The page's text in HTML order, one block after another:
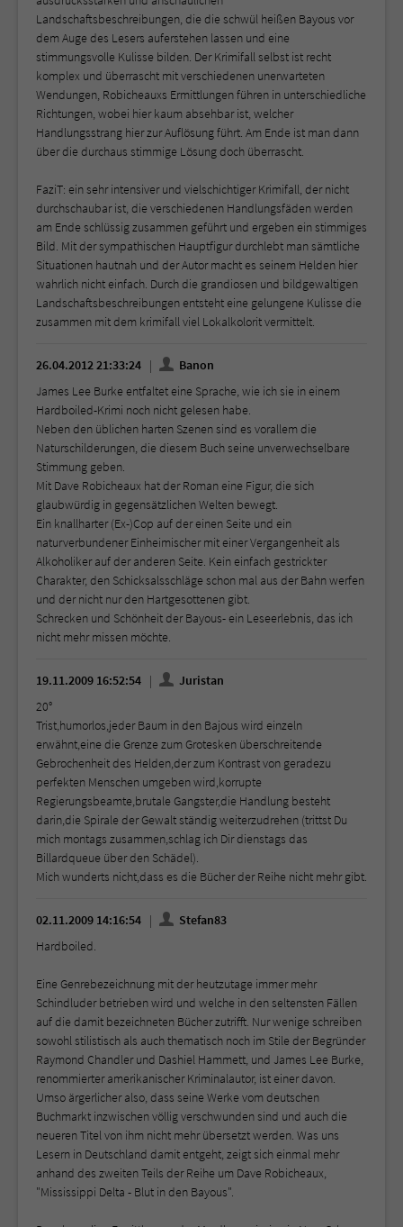
Landschaftsbeschreibungen, die die schwül heißen Bayous vor
dem Auge des Lesers auferstehen lassen und eine
stimmungsvolle Kulisse bilden. Der Krimifall selbst ist recht
komplex und überrascht mit verschiedenen unerwarteten
Wendungen, Robicheauxs Ermittlungen führen in unterschiedliche
Richtungen, wobei hier kaum absehbar ist, welcher
Handlungsstrang hier zur Auflösung führt. Am Ende ist man dann
über die durchaus stimmige Lösung doch überrascht.
FaziT: ein sehr intensiver und vielschichtiger Krimifall, der nicht
durchschaubar ist, die verschiedenen Handlungsfäden werden
am Ende schlüssig zusammen geführt und ergeben ein stimmiges
Bild. Mit der sympathischen Hauptfigur durchlebt man sämtliche
Situationen hautnah und der Autor macht es seinem Helden hier
wahrlich nicht einfach. Durch die grandiosen und bildgewaltigen
Landschaftsbeschreibungen entsteht eine gelungene Kulisse die
zusammen mit dem krimifall viel Lokalkolorit vermittelt.
26.04.2012 21:33:24
Banon
James Lee Burke entfaltet eine Sprache, wie ich sie in einem
Hardboiled-Krimi noch nicht gelesen habe.
Neben den üblichen harten Szenen sind es vorallem die
Naturschilderungen, die diesem Buch seine unverwechselbare
Stimmung geben.
Mit Dave Robicheaux hat der Roman eine Figur, die sich
glaubwürdig in gegensätzlichen Welten bewegt.
Ein knallharter (Ex-)Cop auf der einen Seite und ein
naturverbundener Einheimischer mit einer Vergangenheit als
Alkoholiker auf der anderen Seite. Kein einfach gestrickter
Charakter, den Schicksalsschläge schon mal aus der Bahn werfen
und der nicht nur den Hartgesottenen gibt.
Schrecken und Schönheit der Bayous- ein Leseerlebnis, das ich
nicht mehr missen möchte.
19.11.2009 16:52:54
Juristan
20°
Trist,humorlos,jeder Baum in den Bajous wird einzeln
erwähnt,eine die Grenze zum Grotesken überschreitende
Gebrochenheit des Helden,der zum Kontrast von geradezu
perfekten Menschen umgeben wird,korrupte
Regierungsbeamte,brutale Gangster,die Handlung besteht
darin,die Spirale der Gewalt ständig weiterzudrehen (trittst Du
mich montags zusammen,schlag ich Dir dienstags das
Billardqueue über den Schädel).
Mich wunderts nicht,dass es die Bücher der Reihe nicht mehr gibt.
02.11.2009 14:16:54
Stefan83
Hardboiled.
Eine Genrebezeichnung mit der heutzutage immer mehr
Schindluder betrieben wird und welche in den seltensten Fällen
auf die damit bezeichneten Bücher zutrifft. Nur wenige schreiben
sowohl stilistisch als auch thematisch noch im Stile der Begründer
Raymond Chandler und Dashiel Hammett, und James Lee Burke,
renommierter amerikanischer Kriminalautor, ist einer davon.
Umso ärgerlicher also, dass seine Werke vom deutschen
Buchmarkt inzwischen völlig verschwunden sind und auch die
neueren Titel von ihm nicht mehr übersetzt werden. Was uns
Lesern in Deutschland damit entgeht, zeigt sich einmal mehr
anhand des zweiten Teils der Reihe um Dave Robicheaux,
"Mississippi Delta - Blut in den Bayous".